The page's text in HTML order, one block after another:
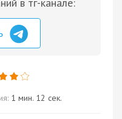
1 мин. 12 сек.